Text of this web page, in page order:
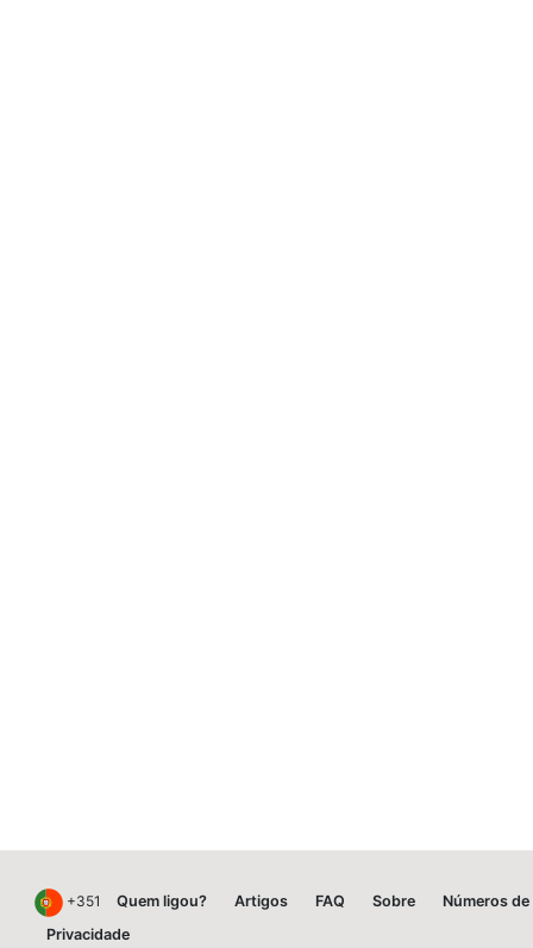
+351 Quem ligou? Artigos FAQ Sobre
Números
Privacidade